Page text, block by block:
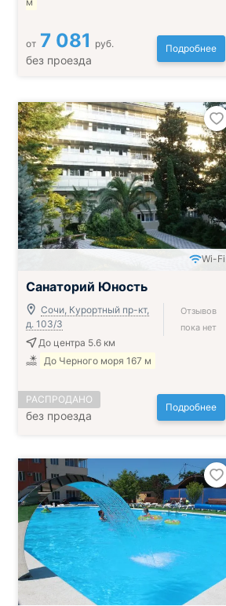
от 7 081 руб.
без проезда
Подробнее
Wi-Fi
Санаторий Юность
Сочи, Курортный пр-кт,
д. 103/3
До центра 5.6 км
До Черного моря 167 м
Отзывов
пока нет
РАСПРОДАНО
без проезда
Подробнее